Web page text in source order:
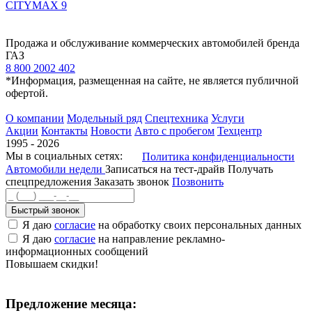
CITYMAX 9
Продажа и обслуживание коммерческих автомобилей бренда
ГАЗ
8 800 2002 402
*Информация, размещенная на сайте, не является публичной
офертой.
О компании Модельный ряд Спецтехника Услуги
Акции Контакты Новости Авто с пробегом Техцентр
1995 - 2026
Мы в социальных сетях:
Политика конфиденциальности
Автомобили недели Записаться на тест-драйв Получать
спецпредложения Заказать звонок Позвонить
Быстрый звонок
Я даю согласие на обработку своих персональных данных
Я даю согласие на направление рекламно-
информационных сообщений
Повышаем скидки!
Предложение месяца: